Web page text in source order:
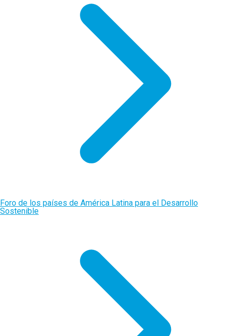
Foro de los países de América Latina para el Desarrollo
Sostenible